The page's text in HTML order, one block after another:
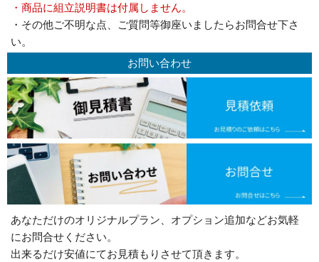
・商品に組立説明書は付属しません。
・その他ご不明な点、ご質問等御座いましたらお問合せ下さ
い。
お問い合わせ
あなただけのオリジナルプラン、オプション追加などお気軽
にお問合せください。
出来るだけ安値にてお見積もりさせて頂きます。